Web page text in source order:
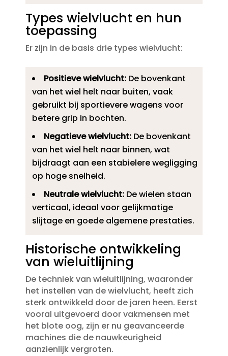
Types wielvlucht en hun
toepassing
Er zijn in de basis drie types wielvlucht:
Positieve wielvlucht:De bovenkant
van het wiel helt naar buiten, vaak
gebruikt bij sportievere wagens voor
betere grip in bochten.​
Negatieve wielvlucht:De bovenkant
van het wiel helt naar binnen, wat
bijdraagt aan een stabielere wegligging
op hoge snelheid.​
Neutrale wielvlucht:De wielen staan
verticaal, ideaal voor gelijkmatige
slijtage en goede algemene prestaties.​
Historische ontwikkeling
van wieluitlijning
De techniek van wieluitlijning, waaronder
het instellen van de wielvlucht, heeft zich
sterk ontwikkeld door de jaren heen.​ Eerst
vooral uitgevoerd door vakmensen met
het blote oog, zijn er nu geavanceerde
machines die de nauwkeurigheid
aanzienlijk vergroten.​